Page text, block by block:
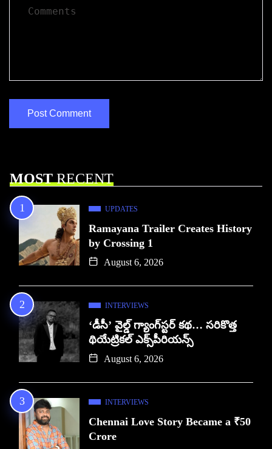
MOSTRECENT
UPDATES
Ramayana Trailer Creates History
by Crossing 1
August 6, 2026
INTERVIEWS
‘డీసీ’ వైల్డ్ గ్యాంగ్‌స్టర్ కథ… సరికొత్త
థియేట్రికల్ ఎక్స్‌పీరియన్స్
August 6, 2026
INTERVIEWS
Chennai Love Story Became a ₹50
Crore